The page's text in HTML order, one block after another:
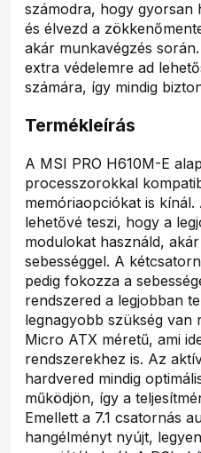
számodra, hogy gyorsan
és élvezd a
akár munkavégzés
extra védelemre ad
számára, így mindig
Termékleírás
A MSI PRO H610M-E
processzorokkal
memóriaopciókat is
lehetővé teszi, hogy a
modulokat használd,
sebességgel. A
pedig fokozza a
rendszered a legjobban
legnagyobb szükség van
Micro ATX méretű, ami
rendszerekhez is. Az
hardvered mindig
működjön, így a
Emellett a 7.1 csatornás
hangélményt nyújt,